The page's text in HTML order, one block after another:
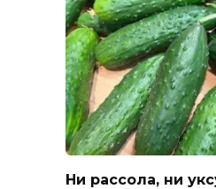
Ни рассола, ни